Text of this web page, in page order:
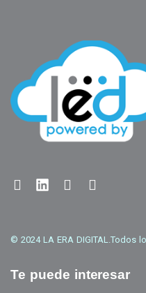
© 2024 LA ERA DIGITAL.Todos
Te puede interesar